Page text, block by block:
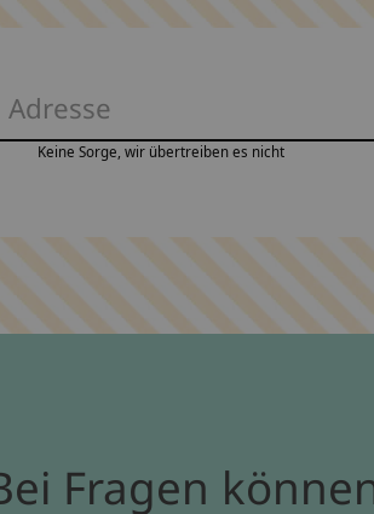
Keine Sorge, wir übertreiben es nicht
Fragen